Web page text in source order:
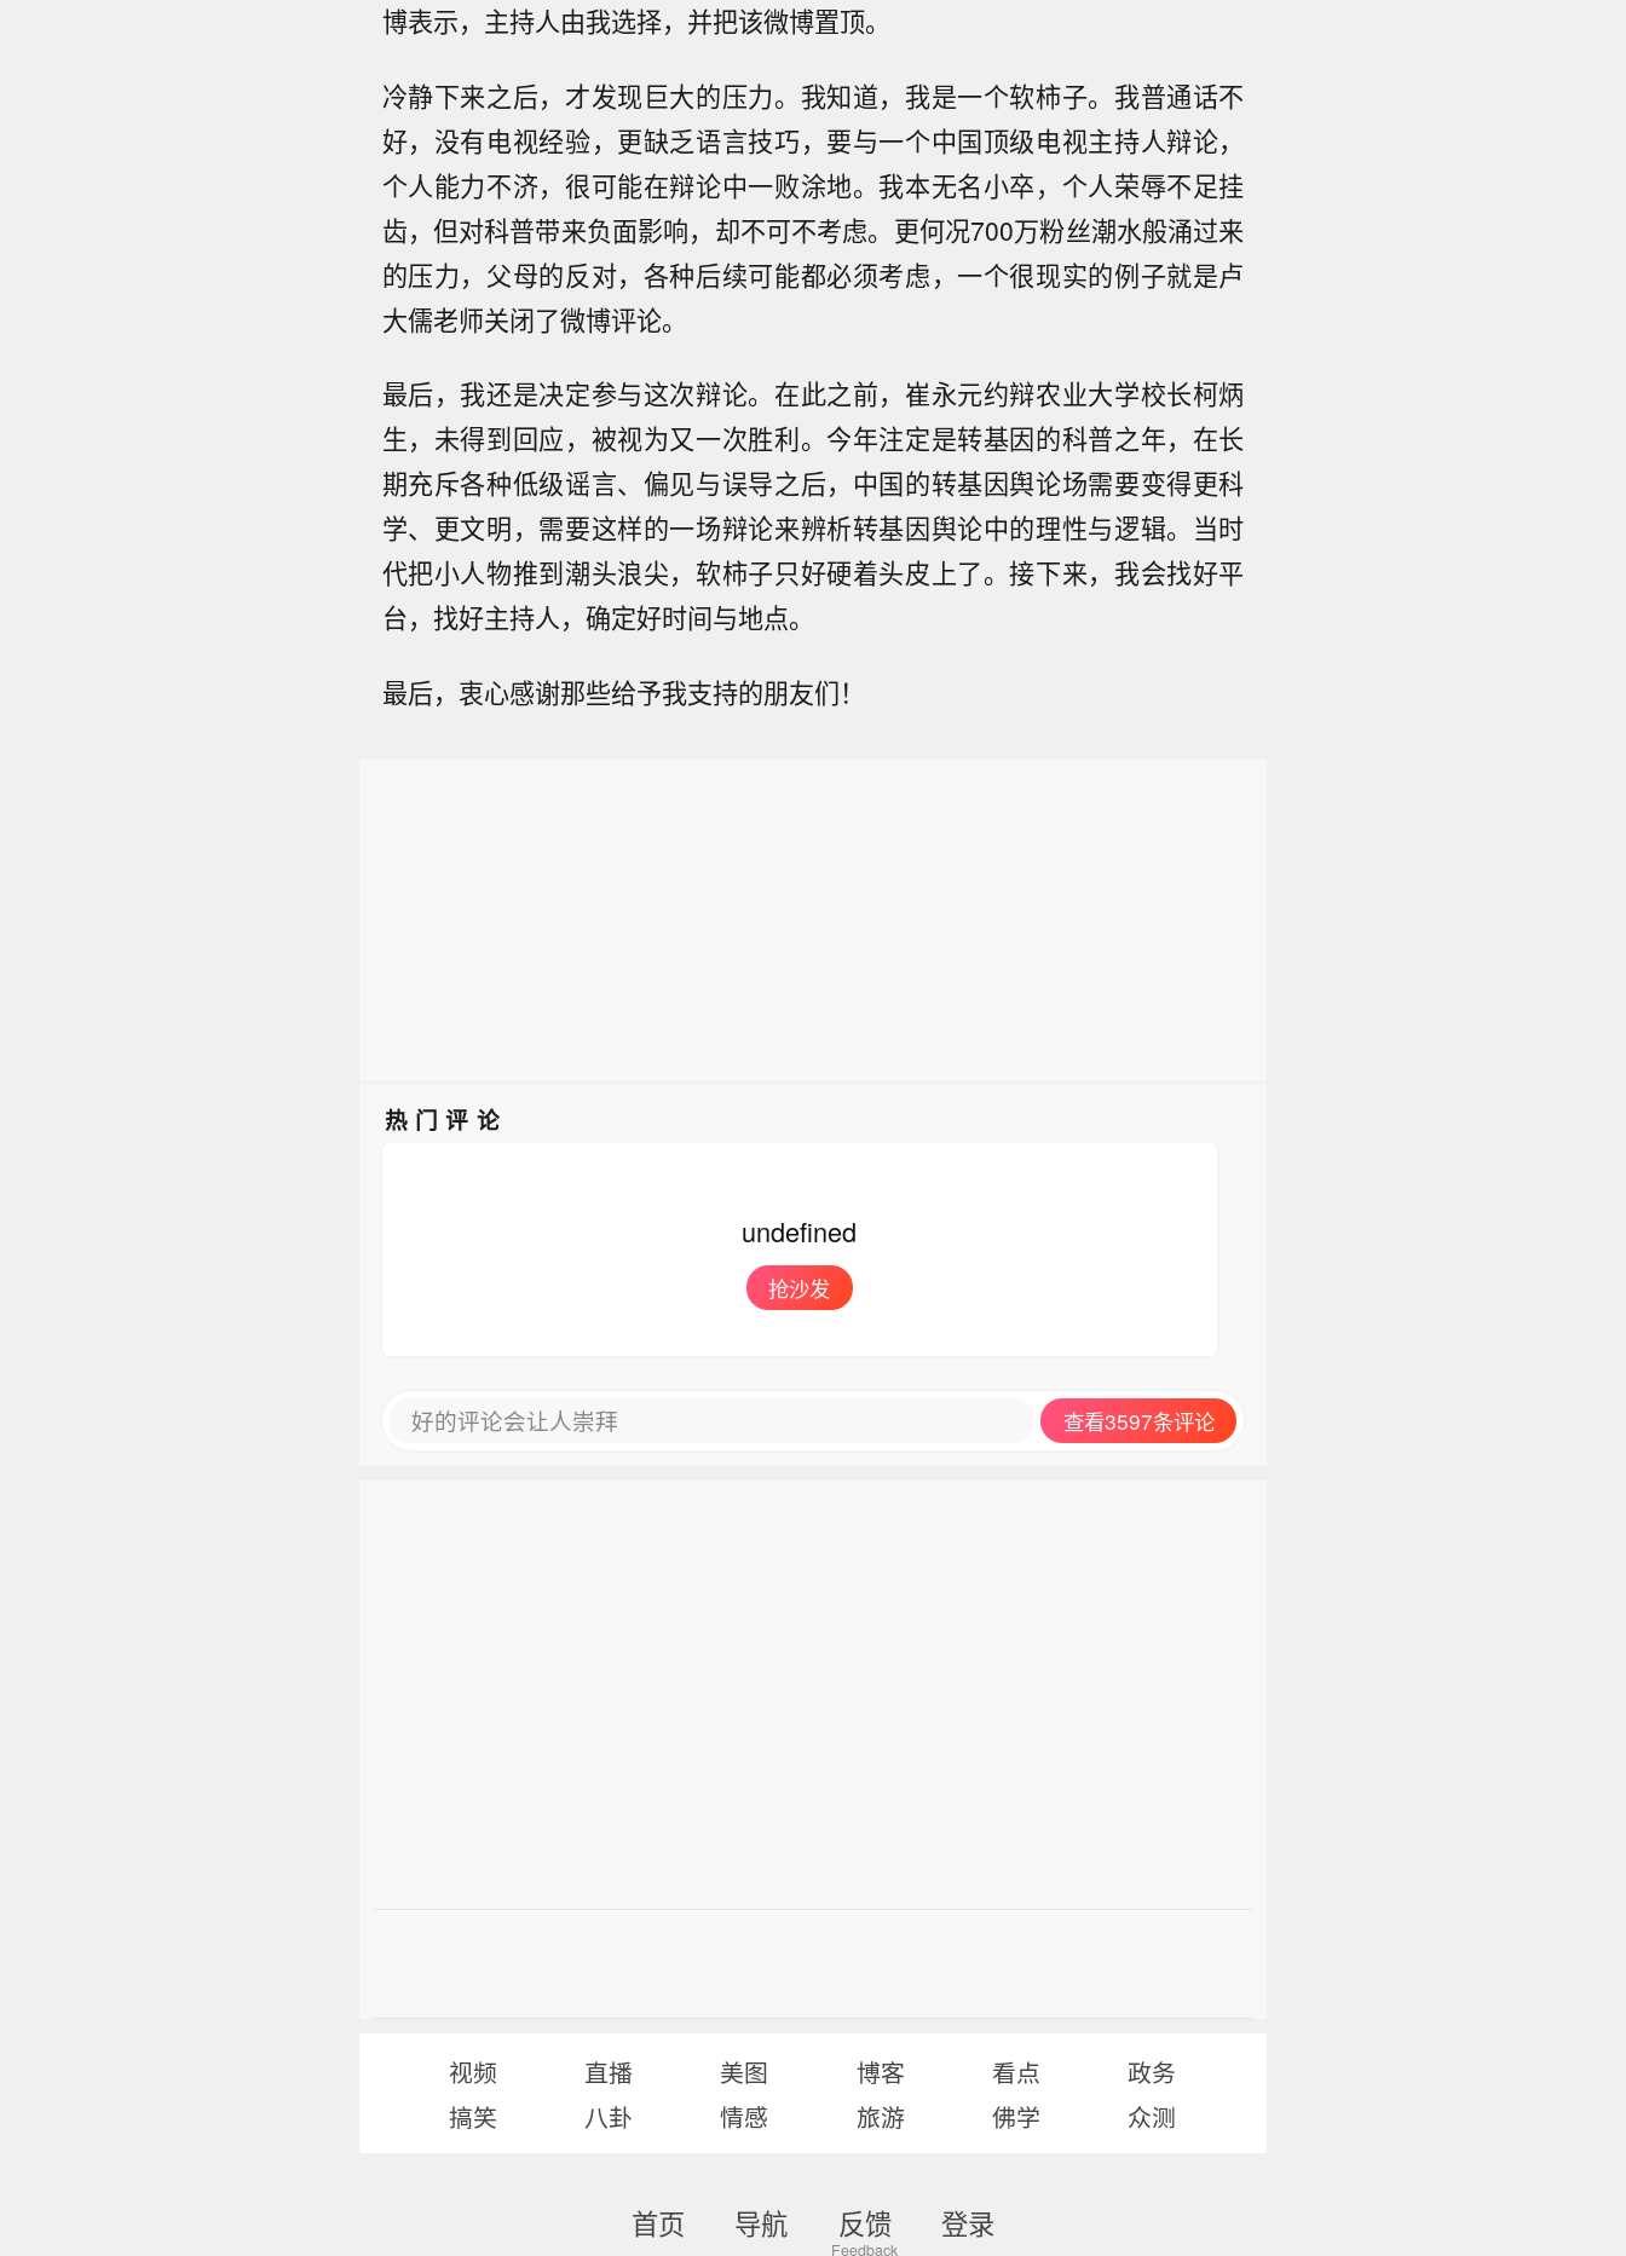
博表示，主持人由我选择，并把该微博置顶。
冷静下来之后，才发现巨大的压力。我知道，我是一个软柿子。我普通话不
好，没有电视经验，更缺乏语言技巧，要与一个中国顶级电视主持人辩论，
个人能力不济，很可能在辩论中一败涂地。我本无名小卒，个人荣辱不足挂
齿，但对科普带来负面影响，却不可不考虑。更何况700万粉丝潮水般涌过来
的压力，父母的反对，各种后续可能都必须考虑，一个很现实的例子就是卢
大儒老师关闭了微博评论。
最后，我还是决定参与这次辩论。在此之前，崔永元约辩农业大学校长柯炳
生，未得到回应，被视为又一次胜利。今年注定是转基因的科普之年，在长
期充斥各种低级谣言、偏见与误导之后，中国的转基因舆论场需要变得更科
学、更文明，需要这样的一场辩论来辨析转基因舆论中的理性与逻辑。当时
代把小人物推到潮头浪尖，软柿子只好硬着头皮上了。接下来，我会找好平
台，找好主持人，确定好时间与地点。
最后，衷心感谢那些给予我支持的朋友们！
热门评论
undefined
抢沙发
好的评论会让人崇拜 查看3597条评论
视频 直播 美图 博客 看点
政务
搞笑
八卦 情感 旅游 佛学 众测
首页 导航 反馈 登录